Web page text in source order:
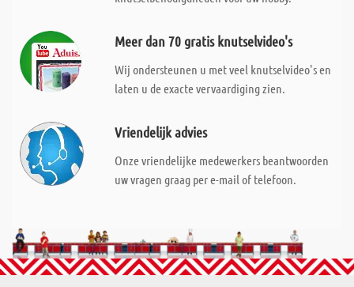
Meer dan 70 gratis knutselvideo's
Wij ondersteunen u met veel knutselvideo's en
laten u de exacte vervaardiging zien.
Vriendelijk advies
Onze vriendelijke medewerkers beantwoorden
uw vragen graag per e-mail of telefoon.